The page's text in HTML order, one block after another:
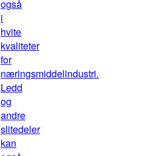
også
i
hvite
kvaliteter
for
næringsmiddelindustri.
Ledd
og
andre
slitedeler
kan